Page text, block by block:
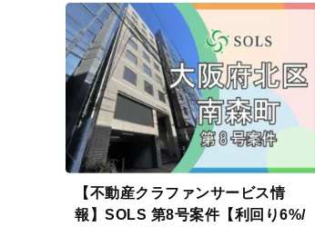
記
事
一
覧
【不動産クラファンサービス情
報】SOLS 第8号案件【利回り6%/